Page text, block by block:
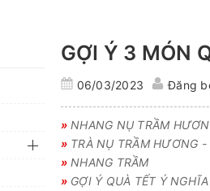
GỢI Ý 3 MÓN
06/03/2023 Đăng
»NHANG NỤ TRẦM
»TRÀ NỤ TRẦM HƯƠNG
»NHANG TRẦM
»GỢI Ý QUÀ TẾT Ý